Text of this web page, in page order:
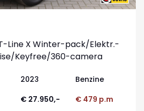
Line X Winter-pack/Elektr.-
Keyfree/360-camera
2023 Benzine
€ 27.950,- € 479 p.m